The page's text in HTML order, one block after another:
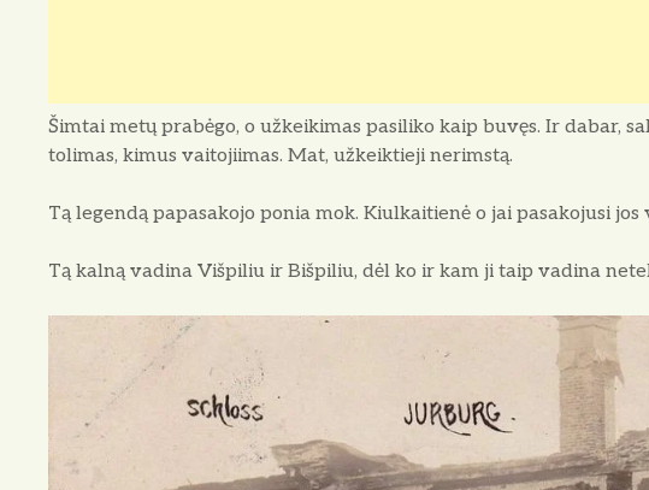
Šimtai metų prabėgo, o užkeikimas pasiliko kaip buvęs. Ir dabar,
toli­mas, kimus vaitojiimas. Mat, užkeiktieji nerimstą.
Tą legendą papasakojo ponia mok. Kiulkaitienė o jai pasako­jusi
Tą kalną vadina Višpiliu ir Bišpiliu, dėl ko ir kam ji taip vadina